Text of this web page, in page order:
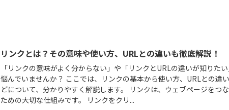
リンクとは？その意味や使い方、URLとの違いも徹底解説！
「リンクの意味がよく分からない」や「リンクとURLの違いが知りた
悩んでいませんか？ ここでは、リンクの基本から使い方、URLとの違
どについて、分かりやすく解説します。 リンクは、ウェブページをつ
ための大切な仕組みです。 リンクをクリ...